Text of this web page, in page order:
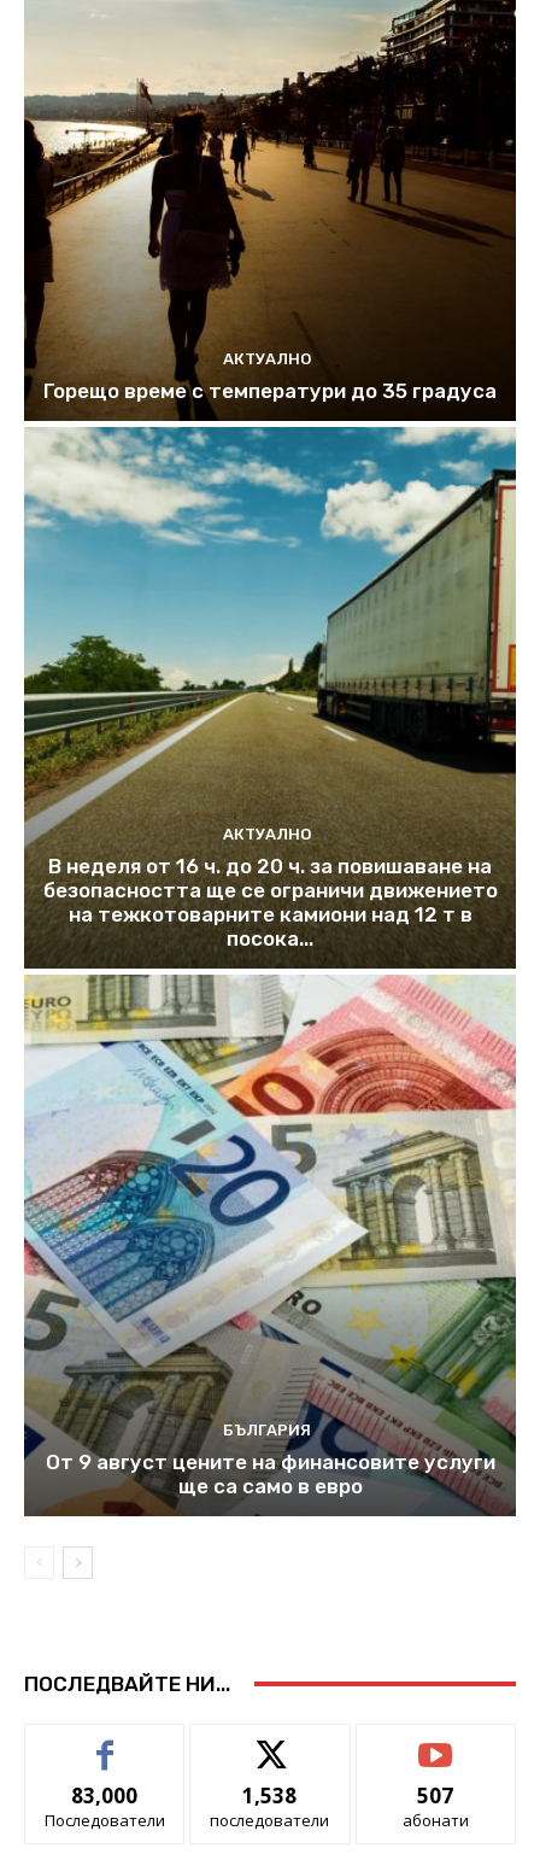
АКТУАЛНО
Горещо време с температури до 35 градуса
АКТУАЛНО
В неделя от 16 ч. до 20 ч. за повишаване на
безопасността ще се ограничи движението
на тежкотоварните камиони над 12 т в
посока...
БЪЛГАРИЯ
От 9 август цените на финансовите услуги
ще са само в евро
ПОСЛЕДВАЙТЕ НИ...
83,000
Последователи
1,538
последователи
507
абонати